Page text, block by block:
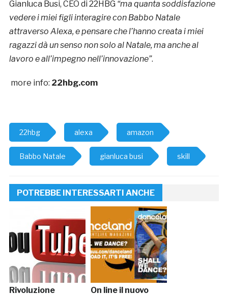
Gianluca Busi, CEO di 22HBG “ma quanta soddisfazione
vedere i miei figli interagire con Babbo Natale
attraverso Alexa, e pensare che l’hanno creata i miei
ragazzi dà un senso non solo al Natale, ma anche al
lavoro e all’impegno nell’innovazione”.
more info: 22hbg.com
22hbg alexa amazon
Babbo Natale gianluca busi skill
POTREBBE INTERESSARTI ANCHE
Rivoluzione On line il nuovo